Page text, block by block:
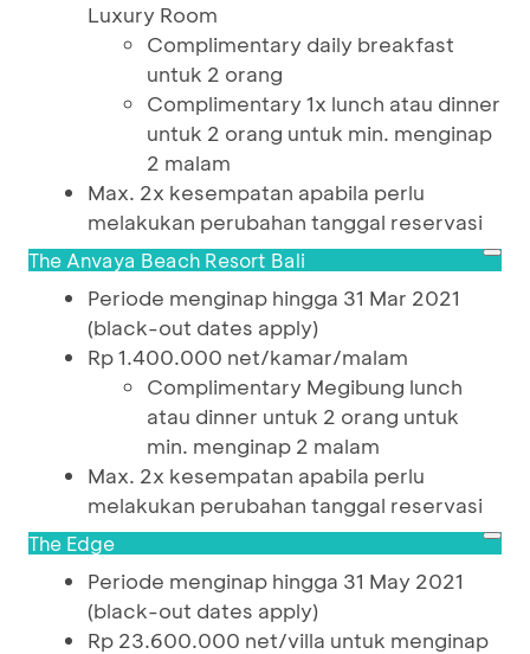
Luxury Room
Complimentary daily breakfast
untuk 2 orang
Complimentary 1x lunch atau dinner
untuk 2 orang untuk min. menginap
2 malam
Max. 2x kesempatan apabila perlu
melakukan perubahan tanggal reservasi
The Anvaya Beach Resort Bali
Periode menginap hingga 31 Mar 2021
(black-out dates apply)
Rp 1.400.000 net/kamar/malam
Complimentary Megibung lunch
atau dinner untuk 2 orang untuk
min. menginap 2 malam
Max. 2x kesempatan apabila perlu
melakukan perubahan tanggal reservasi
The Edge
Periode menginap hingga 31 May 2021
(black-out dates apply)
Rp 23.600.000 net/villa untuk menginap